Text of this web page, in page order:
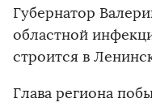
Губернатор
областной
строится в
Глава региона